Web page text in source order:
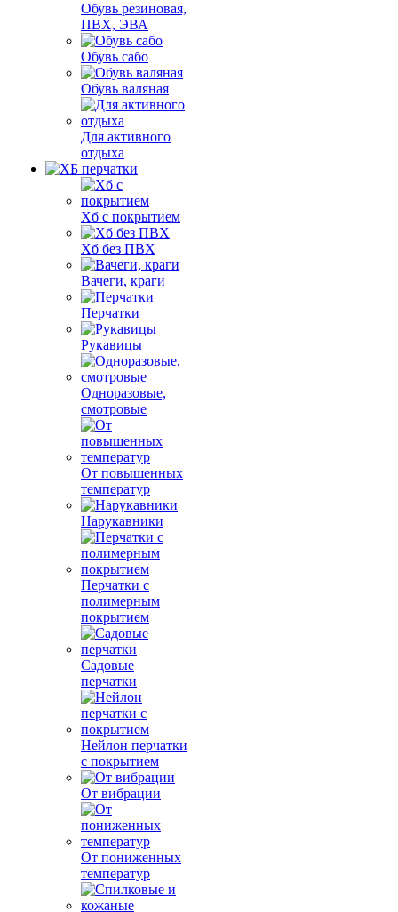
Обувь резиновая,
ПВХ, ЭВА
Обувь сабо
Обувь валяная
Для активного
отдыха
Хб с покрытием
Хб без ПВХ
Вачеги, краги
Перчатки
Рукавицы
Одноразовые,
смотровые
От повышенных
температур
Нарукавники
Перчатки с
полимерным
покрытием
Садовые
перчатки
Нейлон перчатки
с покрытием
От вибрации
От пониженных
температур